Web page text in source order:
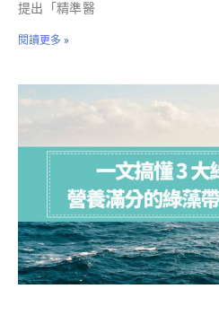
提出「精準醫
閱讀更多 »